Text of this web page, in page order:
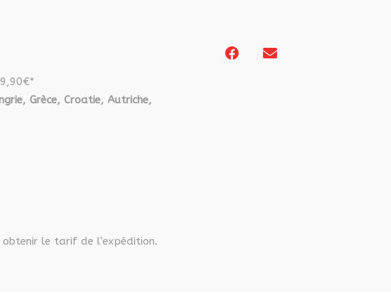
du
produit
Grèce, Croatie, Autriche,
le tarif de l’expédition.